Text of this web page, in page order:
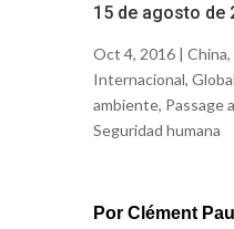
15 de agosto de
Oct 4, 2016 | China,
Internacional,
ambiente, Passage
Seguridad humana
Por Clément